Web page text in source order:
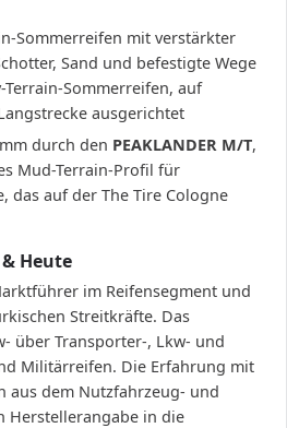
Sommerreifen mit verstärkter
Sand und befestigte Wege
Terrain-Sommerreifen, auf
ausgerichtet
durch den PEAKLANDER M/T,
Mud-Terrain-Profil für
das auf der The Tire Cologne
Heute
im Reifensegment und
Streitkräfte. Das
über Transporter-, Lkw- und
Militärreifen. Die Erfahrung mit
aus dem Nutzfahrzeug- und
Herstellerangabe in die